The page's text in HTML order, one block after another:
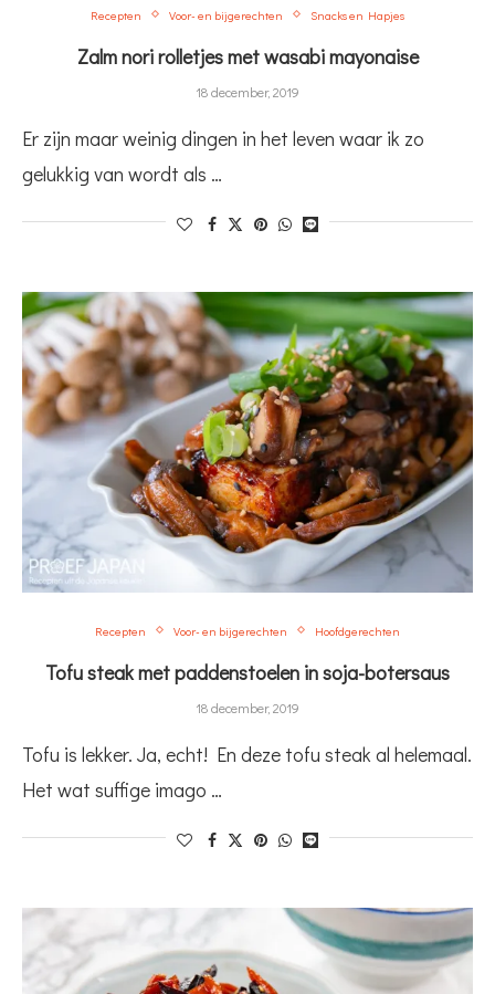
Recepten Voor- en bijgerechten Snacks en Hapjes
Zalm nori rolletjes met wasabi mayonaise
18 december, 2019
Er zijn maar weinig dingen in het leven waar ik zo
gelukkig van wordt als …
Recepten Voor- en bijgerechten Hoofdgerechten
Tofu steak met paddenstoelen in soja-botersaus
18 december, 2019
Tofu is lekker. Ja, echt! En deze tofu steak al helemaal.
Het wat suffige imago …